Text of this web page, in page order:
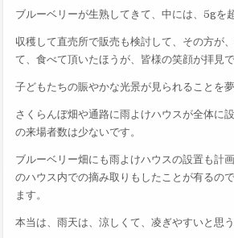
ブルーベリーが生熟してきて、中には、5gを
収穫して直売所で販売も検討して、その方が
て、食べて頂いたほうが、皆様の笑顔が拝見
子どもたちの賑やかな光景が見られることを
さくらんぼ畑や通路に雨よけハウスが全体に
の来場者数は少ないです。
ブルーベリー畑にも雨よけハウスの設置も計
のハウス内での摘み取りもしたことが有るの
ます。
本当は、雨天は、涼しくて、凌ぎやすいと思